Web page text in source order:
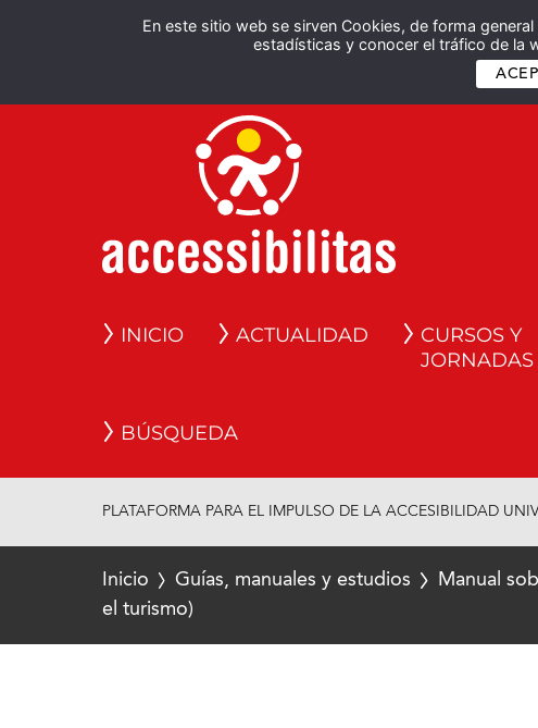
En este sitio web se sirven Cookies, de forma
estadísticas y conocer el tráfico de la
INICIO ACTUALIDAD
CURSOS Y
JORNADAS
BÚSQUEDA
PLATAFORMA PARA EL IMPULSO DE LA ACCESIBILIDAD
Inicio Guías, manuales y estudios
Manual
el turismo)